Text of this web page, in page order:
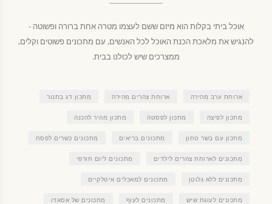
אוכל ביתי בקלות הוא מיזם ששם לעצמו מטרה אחת ברורה ופשוטה -
להנגיש את מלאכת הכנת האוכל לכל האנשים, עם מתכונים פשוטים וקלים,
ממצרכים שיש לכולנו בבית.
ארוחת ערב מהירה ארוחת צהרים מהירה מתכון דג בתנור
מתכון לפיצה מתכון לפסטה מתכון מהיר להכנה
מתכון עם בשר טחון מתכונים בריאים מתכונים כשרים לפסח
מתכונים לארוחת צהרים לילדים מתכונים ליום חורפי
מתכונים ללא גלוטן מתכונים למאכלים איטלקיים
מתכונים לעוגת שיש מתכונים לעוף מתכונים של אסאדו